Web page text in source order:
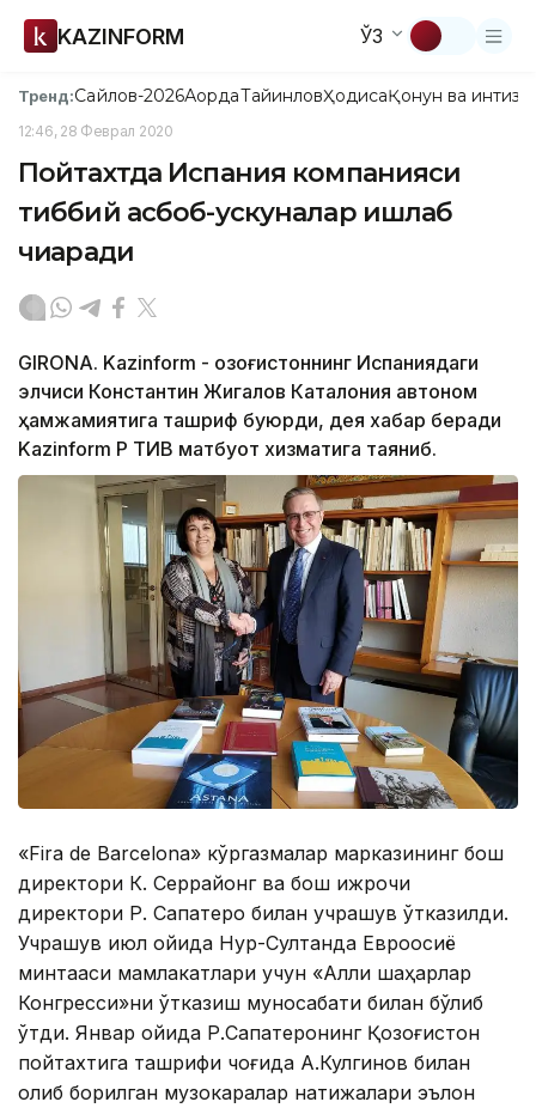
KAZINFORM ЎЗ
Тренд:Сайлов-2026АқордаТайинловҲодисаҚонун ва
12:46, 28 Феврал 2020
Пойтахтда Испания компанияси
тиббий асбоб-ускуналар ишлаб
чиқаради
GIRONA. Kazinform - Қозоғистоннинг Испаниядаги
элчиси Константин Жигалов Каталония автоном
ҳамжамиятига ташриф буюрди, дея хабар беради
Kazinform ҚР ТИВ матбуот хизматига таяниб.
«Fira de Barcelona» кўргазмалар марказининг бош
директори К. Серрайонг ва бош ижрочи
директори Р. Сапатеро билан учрашув ўтказилди.
Учрашув июл ойида Нур-Султанда Евроосиё
минтақаси мамлакатлари учун «Ақлли шаҳарлар
Конгресси»ни ўтказиш муносабати билан бўлиб
ўтди. Январ ойида Р.Сапатеронинг Қозоғистон
пойтахтига ташрифи чоғида А.Кулгинов билан
олиб борилган музокаралар натижалари эълон